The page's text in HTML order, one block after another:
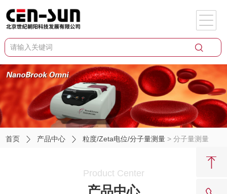
首页 产品中心 粒度/Zeta电位/分子量测量 > 分子量测量
Product Center